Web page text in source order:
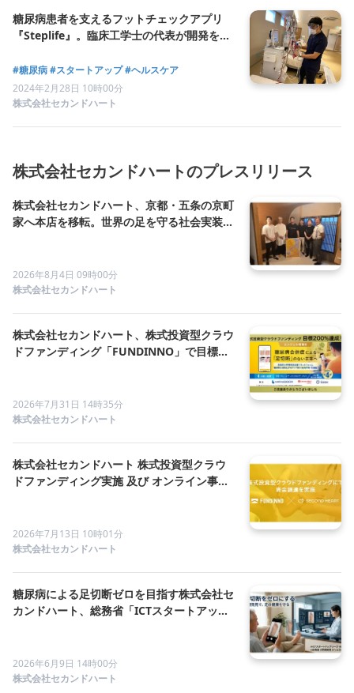
糖尿病患者を支えるフットチェックアプリ
『Steplife』。臨床工学士の代表が開発を行
#糖尿病#スタートアップ#ヘルスケア
2024年2月28日 10時00分
株式会社セカンドハート
株式会社セカンドハートのプレスリリース
株式会社セカンドハート、京都・五条の京町
家へ本店を移転。世界の足を守る社会実装拠
2026年8月4日 09時00分
株式会社セカンドハート
株式会社セカンドハート、株式投資型クラウ
ドファンディング「FUNDINNO」で目標達
2026年7月31日 14時35分
株式会社セカンドハート
株式会社セカンドハート 株式投資型クラウ
ドファンディング実施 及び オンライン事業
2026年7月13日 10時01分
株式会社セカンドハート
糖尿病による足切断ゼロを目指す株式会社セ
カンドハート、総務省「ICTスタートアップ
2026年6月9日 14時00分
株式会社セカンドハート